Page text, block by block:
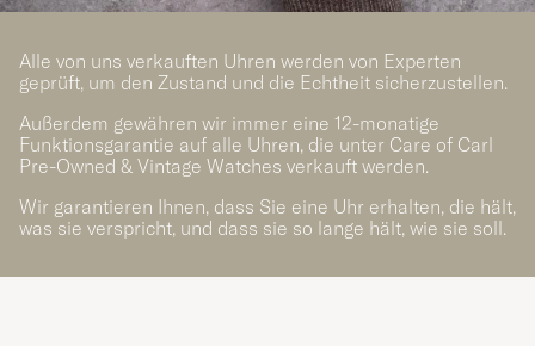
Alle von uns verkauften Uhren werden von Experten
geprüft, um den Zustand und die Echtheit sicherzustellen.
Außerdem gewähren wir immer eine 12-monatige
Funktionsgarantie auf alle Uhren, die unter Care of Carl
Pre-Owned & Vintage Watches verkauft werden.
Wir garantieren Ihnen, dass Sie eine Uhr erhalten, die hält,
was sie verspricht, und dass sie so lange hält, wie sie soll.